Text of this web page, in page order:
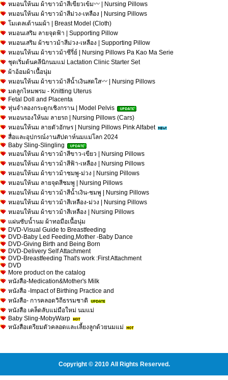
หมอนให้นม ผ้าขาวม้าสีเขียวเข้ม〰 | Nursing Pillows
หมอนให้นม ผ้าขาวม้าสีม่วง-เหลือง | Nursing Pillows
โมเดลเต้านมผ้า | Breast Model (Cloth)
หมอนเสริม ลายจุดฟ้า | Supporting Pillow
หมอนเสริม ผ้าขาวม้าสีม่วง-เหลือง | Supporting Pillow
หมอนให้นม ผ้าขาวม้าซีรี่ย์ | Nursing Pillows Pa Kao Ma Serie
ชุดเริ่มต้นคลีนิกนมแม่ Lactation Clinic Starter Set
ผ้าอ้อมผ้าเนื้อนุ่ม
หมอนให้นม ผ้าขาวม้าสีน้ำเงินสดใส〰 | Nursing Pillows
มดลูกไหมพรม - Knitting Uterus
Fetal Doll and Placenta
หุ่นจำลองกระดูกเชิงกราน | Model Pelvis
หมอนรองให้นม ลายรถ | Nursing Pillows (Cars)
หมอนให้นม ลายตัวอักษร | Nursing Pillows Pink Alfabet
สื่อและอุปกรณ์งานสัปดาห์นมแม่โลก 2024
Baby Sling-Slingling
หมอนให้นม ผ้าขาวม้าสีขาว-เขียว | Nursing Pillows
หมอนให้นม ผ้าขาวม้าสีฟ้า-เหลือง | Nursing Pillows
หมอนให้นม ผ้าขาวม้าชมพู-ม่วง | Nursing Pillows
หมอนให้นม ลายจุดสีชมพู | Nursing Pillows
หมอนให้นม ผ้าขาวม้าสีน้ำเงิน-ชมพู | Nursing Pillows
หมอนให้นม ผ้าขาวม้าสีเหลือง-ม่วง | Nursing Pillows
หมอนให้นม ผ้าขาวม้าสีเหลือง | Nursing Pillows
แผ่นซับน้ำนม ผ้าทอมือเนื้อนุ่ม
DVD-Visual Guide to Breastfeeding
DVD-Baby Led Feeding,Mother -Baby Dance
DVD-Giving Birth and Being Born
DVD-Delivery Self Attachment
DVD-Breastfeeding That's work :First Attachment
DVD
More product on the catalog
หนังสือ-Medication&Mother's Milk
หนังสือ -Impact of Birthing Practice and
หนังสือ- การคลอดวิถีธรรมชาติ
หนังสือ เคล็ดลับแม่มือใหม่ นมแม่
Baby Sling-MobyWarp
หนังสือเตรียมตัวคลอดและเลี้ยงลูกด้วยนมแม่
Copyright © 2010 All Rights Reserved.